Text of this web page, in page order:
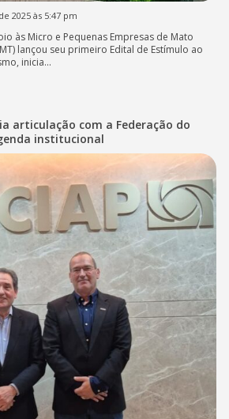
2025 às 5:47 pm
às Micro e Pequenas Empresas de Mato
lançou seu primeiro Edital de Estímulo ao
inicia...
articulação com a Federação do
institucional